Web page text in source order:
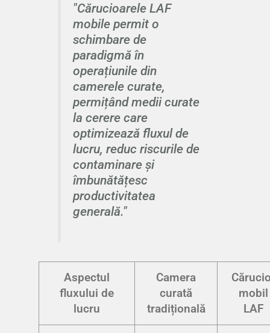
"Cărucioarele LAF
mobile permit o
schimbare de
paradigmă în
operațiunile din
camerele curate,
permițând medii curate
la cerere care
optimizează fluxul de
lucru, reduc riscurile de
contaminare și
îmbunătățesc
productivitatea
generală."
Aspectul
fluxului de
lucru
Camera
curată
tradițională
mobil
LAF